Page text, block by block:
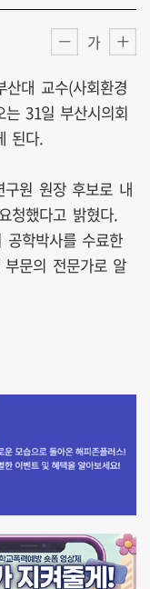
가
대 교수(사회환경
31일 부산시의회
된다.
원 원장 후보로 내
청했다고 밝혔다.
공학박사를 수료한
문의 전문가로 알